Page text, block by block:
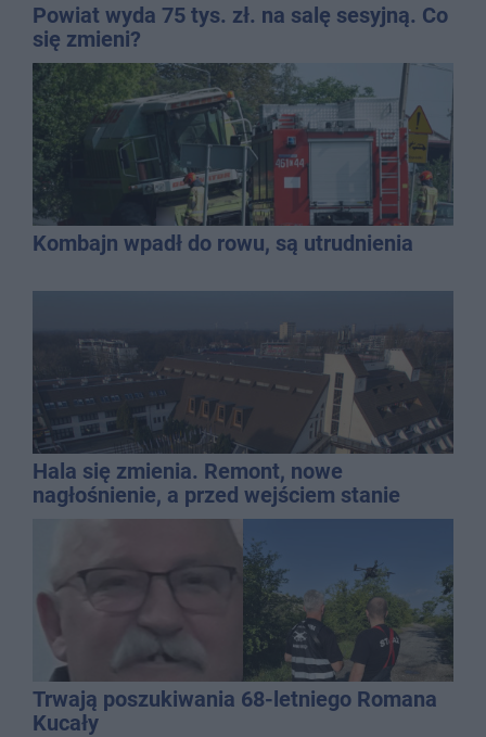
Powiat wyda 75 tys. zł. na salę sesyjną. Co
się zmieni?
Kombajn wpadł do rowu, są utrudnienia
Hala się zmienia. Remont, nowe
nagłośnienie, a przed wejściem stanie
QEMETICA ARENA
Trwają poszukiwania 68-letniego Romana
Kucały